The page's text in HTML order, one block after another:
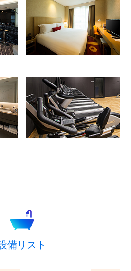
備リスト